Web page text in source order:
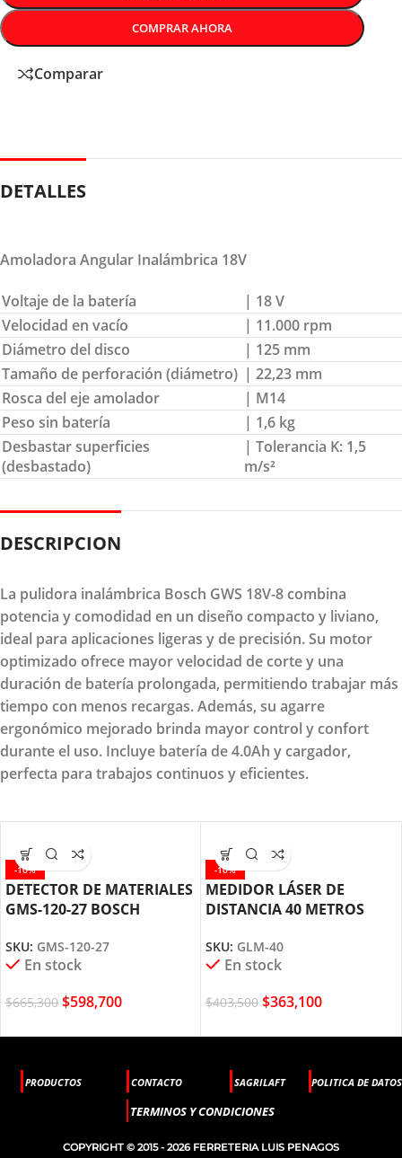
COMPRAR AHORA
Comparar
DETALLES
Amoladora Angular Inalámbrica 18V
Voltaje de la batería
| 18 V
Velocidad en vacío
| 11.000 rpm
Diámetro del disco
| 125 mm
Tamaño de perforación (diámetro) | 22,23 mm
Rosca del eje amolador
| M14
Peso sin batería
| 1,6 kg
Desbastar superficies
(desbastado)
| Tolerancia K: 1,5
m/s²
DESCRIPCION
La pulidora inalámbrica Bosch GWS 18V-8 combina
potencia y comodidad en un diseño compacto y liviano,
ideal para aplicaciones ligeras y de precisión. Su motor
optimizado ofrece mayor velocidad de corte y una
duración de batería prolongada, permitiendo trabajar más
tiempo con menos recargas. Además, su agarre
ergonómico mejorado brinda mayor control y confort
durante el uso. Incluye batería de 4.0Ah y cargador,
perfecta para trabajos continuos y eficientes.
-10%
DETECTOR DE MATERIALES
GMS-120-27 BOSCH
SKU: GMS-120-27
En stock
$665,300 $598,700
-10%
MEDIDOR LÁSER DE
DISTANCIA 40 METROS
SKU: GLM-40
En stock
$403,500 $363,100
PRODUCTOS CONTACTO SAGRILAFT POLITICA DE DATOS
TERMINOS Y CONDICIONES
COPYRIGHT © 2015 - 2026 FERRETERIA LUIS PENAGOS